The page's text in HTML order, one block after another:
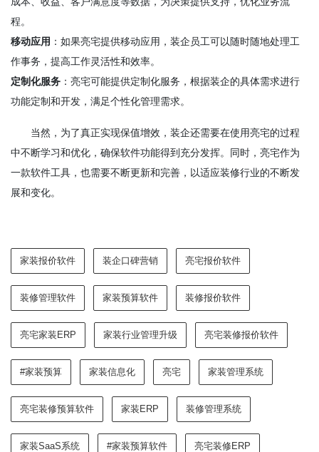
程。
移动应用 ：如果亮宅提供移动应用，装企员工可以随时随地处理工
作事务，提高工作灵活性和效率。
定制化服务 ：亮宅可能提供定制化服务，根据装企的具体需求进行
功能定制和开发，满足个性化管理需求。
当然，为了真正实现保值增效，装企还需要在使用亮宅的过程
中不断学习和优化，确保软件功能得到充分发挥。同时，亮宅作为
一款软件工具，也需要不断更新和完善，以适应装修行业的不断发
展和变化。
家装报价软件 装企口碑营销 亮宅报价软件
装修管理软件 家装预算软件 装修报价软件
亮宅家装ERP 家装行业管理升级 亮宅装修报价软件
#家装预算 家装信息化 亮宅 家装管理系统
亮宅装修预算软件 家装ERP 装修管理系统
家装SaaS系统 #家装预算软件 亮宅装修ERP